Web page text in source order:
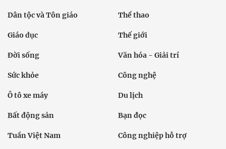
Dân tộc và Tôn giáo Thể thao
Giáo dục Thế giới
Đời sống Văn hóa - Giải trí
Sức khỏe Công nghệ
Ô tô xe máy Du lịch
Bất động sản Bạn đọc
Tuần Việt Nam Công nghiệp hỗ trợ